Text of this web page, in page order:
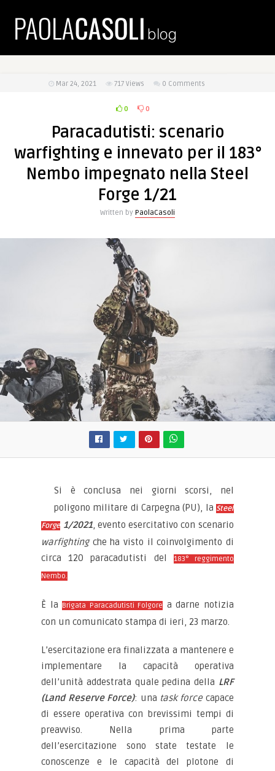
Mar 24, 2021 717 Views 0 Comments
0 0
Paracadutisti: scenario
warfighting e innevato per il 183°
Nembo impegnato nella Steel
Forge 1/21
Written by PaolaCasoli
Si è conclusa nei giorni scorsi, nel
poligono militare di Carpegna (PU), la Steel
Forge 1/2021, evento esercitativo con scenario
warfightingche ha visto il coinvolgimento di
circa 120 paracadutisti del
183° reggimento
Nembo.
È laBrigata Paracadutisti Folgore a darne notizia
con un comunicato stampa di ieri, 23 marzo.
L’esercitazione era finalizzata a mantenere e
implementare la capacità operativa
dell’unità addestrata quale pedina della LRF
(Land Reserve Force): una task force capace
di essere operativa con brevissimi tempi di
preavviso. Nella prima parte
dell’esercitazione sono state testate le
conoscenze e le capacità del plotone di